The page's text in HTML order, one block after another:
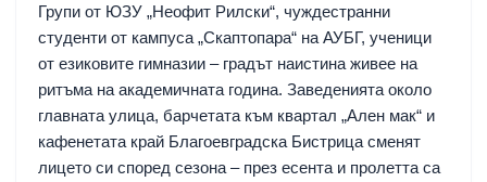
Групи от ЮЗУ „Неофит Рилски“, чуждестранни
студенти от кампуса „Скаптопара“ на АУБГ, ученици
от езиковите гимназии – градът наистина живее на
ритъма на академичната година. Заведенията около
главната улица, барчетата към квартал „Ален мак“ и
кафенетата край Благоевградска Бистрица сменят
лицето си според сезона – през есента и пролетта са